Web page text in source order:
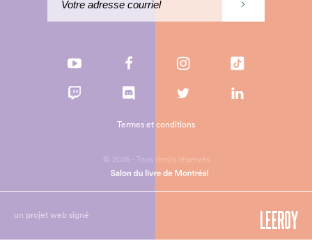
© 2026 - Tous droits réservés
Termes et conditions
un projet web signé